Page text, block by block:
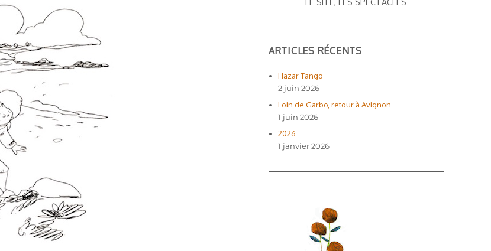
ARTICLES RÉCENTS
Hazar Tango
2 juin 2026
Loin de Garbo, retour à Avignon
1 juin 2026
2026
1 janvier 2026